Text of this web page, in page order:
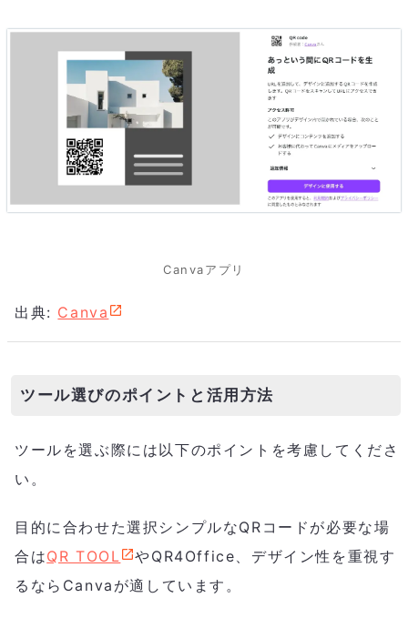
Canvaアプリ
出典: Canva
ツール選びのポイントと活用方法
ツールを選ぶ際には以下のポイントを考慮してくださ
い。
目的に合わせた選択シンプルなQRコードが必要な場
合はQR TOOL
やQR4Office、デザイン性を重視す
るならCanvaが適しています。